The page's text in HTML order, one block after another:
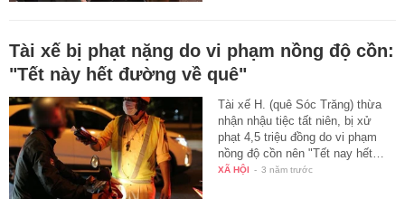
Tài xế bị phạt nặng do vi phạm nồng độ cồn:
"Tết này hết đường về quê"
Tài xế H. (quê Sóc Trăng) thừa
nhận nhậu tiệc tất niên, bị xử
phạt 4,5 triệu đồng do vi phạm
nồng độ cồn nên "Tết nay hết…
XÃ HỘI - 3 năm trước